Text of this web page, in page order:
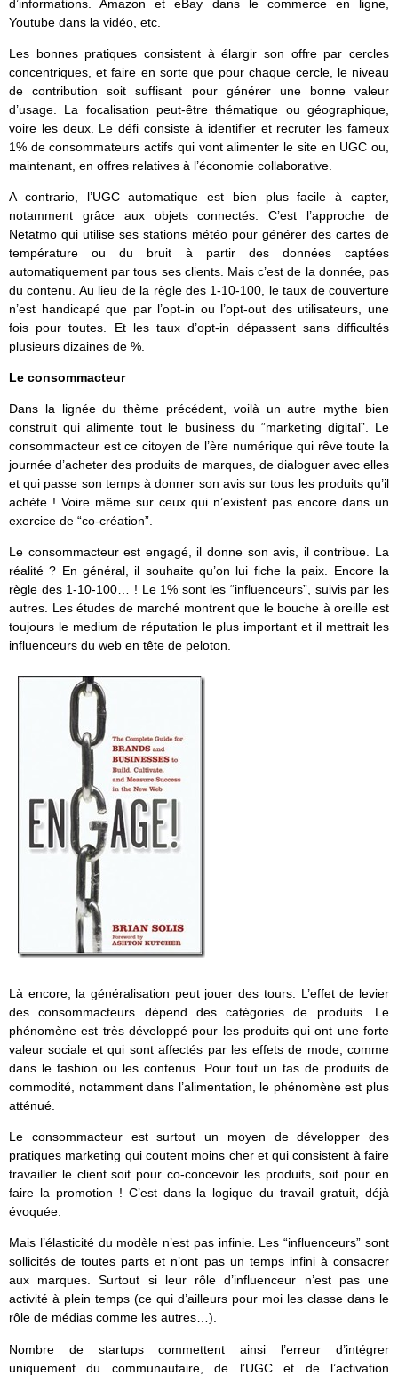
d’informations. Amazon et eBay dans le commerce en ligne,
Youtube dans la vidéo, etc.
Les bonnes pratiques consistent à élargir son offre par cercles
concentriques, et faire en sorte que pour chaque cercle, le niveau
de contribution soit suffisant pour générer une bonne valeur
d’usage. La focalisation peut-être thématique ou géographique,
voire les deux. Le défi consiste à identifier et recruter les fameux
1% de consommateurs actifs qui vont alimenter le site en UGC ou,
maintenant, en offres relatives à l’économie collaborative.
A contrario, l’UGC automatique est bien plus facile à capter,
notamment grâce aux objets connectés. C’est l’approche de
Netatmo qui utilise ses stations météo pour générer des cartes de
température ou du bruit à partir des données captées
automatiquement par tous ses clients. Mais c’est de la donnée, pas
du contenu. Au lieu de la règle des 1-10-100, le taux de couverture
n’est handicapé que par l’opt-in ou l’opt-out des utilisateurs, une
fois pour toutes. Et les taux d’opt-in dépassent sans difficultés
plusieurs dizaines de %.
Le consommacteur
Dans la lignée du thème précédent, voilà un autre mythe bien
construit qui alimente tout le business du “marketing digital”. Le
consommacteur est ce citoyen de l’ère numérique qui rêve toute la
journée d’acheter des produits de marques, de dialoguer avec elles
et qui passe son temps à donner son avis sur tous les produits qu’il
achète ! Voire même sur ceux qui n’existent pas encore dans un
exercice de “co-création”.
Le consommacteur est engagé, il donne son avis, il contribue. La
réalité ? En général, il souhaite qu’on lui fiche la paix. Encore la
règle des 1-10-100… ! Le 1% sont les “influenceurs”, suivis par les
autres. Les études de marché montrent que le bouche à oreille est
toujours le medium de réputation le plus important et il mettrait les
influenceurs du web en tête de peloton.
Là encore, la généralisation peut jouer des tours. L’effet de levier
des consommacteurs dépend des catégories de produits. Le
phénomène est très développé pour les produits qui ont une forte
valeur sociale et qui sont affectés par les effets de mode, comme
dans le fashion ou les contenus. Pour tout un tas de produits de
commodité, notamment dans l’alimentation, le phénomène est plus
atténué.
Le consommacteur est surtout un moyen de développer des
pratiques marketing qui coutent moins cher et qui consistent à faire
travailler le client soit pour co-concevoir les produits, soit pour en
faire la promotion ! C’est dans la logique du travail gratuit, déjà
évoquée.
Mais l’élasticité du modèle n’est pas infinie. Les “influenceurs” sont
sollicités de toutes parts et n’ont pas un temps infini à consacrer
aux marques. Surtout si leur rôle d’influenceur n’est pas une
activité à plein temps (ce qui d’ailleurs pour moi les classe dans le
rôle de médias comme les autres…).
Nombre de startups commettent ainsi l’erreur d’intégrer
uniquement du communautaire, de l’UGC et de l’activation